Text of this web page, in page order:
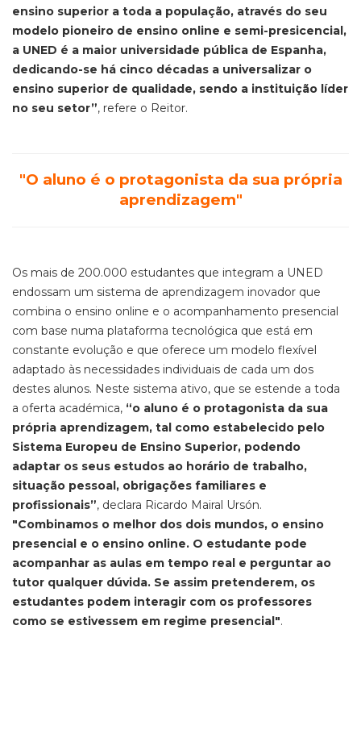
ensino superior a toda a população, através do seu
modelo pioneiro de ensino online e semi-presicencial,
a UNED é a maior universidade pública de Espanha,
dedicando-se há cinco décadas a universalizar o
ensino superior de qualidade, sendo a instituição líder
no seu setor”, refere o Reitor.
"O aluno é o protagonista da sua própria
aprendizagem"
Os mais de 200.000 estudantes que integram a UNED
endossam um sistema de aprendizagem inovador que
combina o ensino online e o acompanhamento presencial
com base numa plataforma tecnológica que está em
constante evolução e que oferece um modelo flexível
adaptado às necessidades individuais de cada um dos
destes alunos. Neste sistema ativo, que se estende a toda
a oferta académica, “o aluno é o protagonista da sua
própria aprendizagem, tal como estabelecido pelo
Sistema Europeu de Ensino Superior, podendo
adaptar os seus estudos ao horário de trabalho,
situação pessoal, obrigações familiares e
profissionais”, declara Ricardo Mairal Ursón.
"Combinamos o melhor dos dois mundos, o ensino
presencial e o ensino online. O estudante pode
acompanhar as aulas em tempo real e perguntar ao
tutor qualquer dúvida. Se assim pretenderem, os
estudantes podem interagir com os professores
como se estivessem em regime presencial".